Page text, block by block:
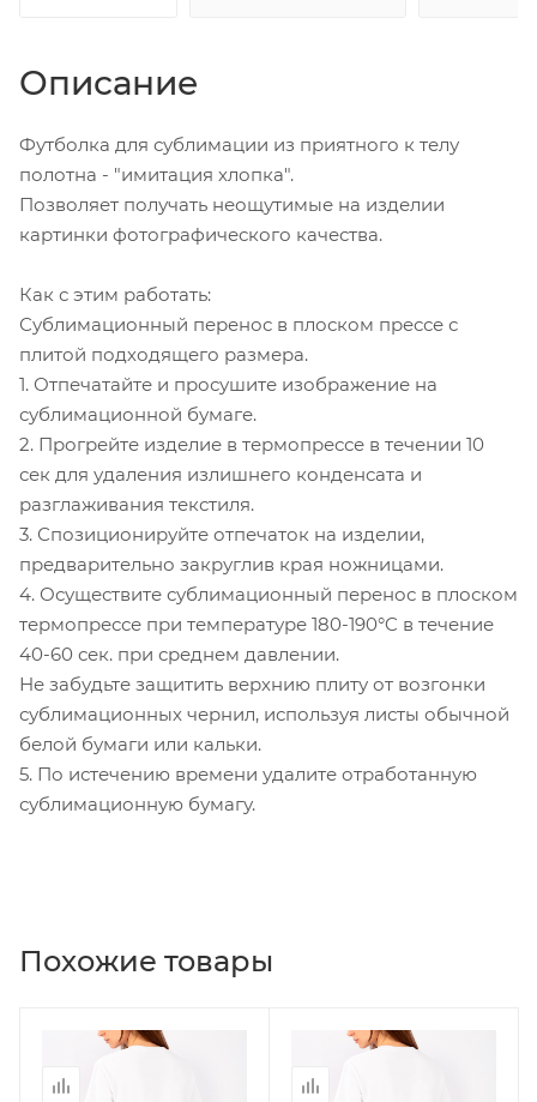
Описание
Футболка для сублимации из приятного к телу
полотна - "имитация хлопка".
Позволяет получать неощутимые на изделии
картинки фотографического качества.
Как с этим работать:
Сублимационный перенос в плоском прессе с
плитой подходящего размера.
1. Отпечатайте и просушите изображение на
сублимационной бумаге.
2. Прогрейте изделие в термопрессе в течении 10
сек для удаления излишнего конденсата и
разглаживания текстиля.
3. Спозиционируйте отпечаток на изделии,
предварительно закруглив края ножницами.
4. Осуществите сублимационный перенос в плоском
термопрессе при температуре 180-190°C в течение
40-60 сек. при среднем давлении.
Не забудьте защитить верхнию плиту от возгонки
сублимационных чернил, используя листы обычной
белой бумаги или кальки.
5. По истечению времени удалите отработанную
сублимационную бумагу.
Похожие товары